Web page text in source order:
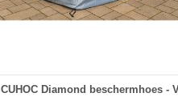
CUHOC Diamond beschermhoes -